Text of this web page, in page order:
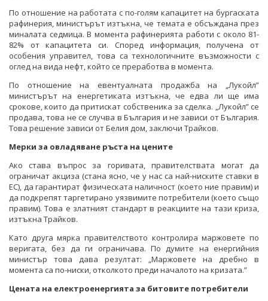
По отношение на работата с по-голям капацитет на бургаската
рафинерия, министърът изтъкна, че темата е обсъждана през
миналата седмица. В момента рафинерията работи с около 81-
82% от капацитета си. Според информация, получена от
особения управител, това са технологичните възможности с
оглед на вида нефт, който се преработва в момента.
По отношение на евентуалната продажба на „Лукойл”
министърът на енергетиката изтъкна, че едва ли ще има
срокове, които да притискат собственика за сделка. „Лукойл” се
продава, това не се случва в България и не зависи от България.
Това решение зависи от Белия дом, заключи Трайков.
Мерки за овладяване ръста на цените
Ако става въпрос за горивата, правителствата могат да
ограничат акциза (стана ясно, че у нас са най-ниските ставки в
ЕС), да гарантират физическата наличност (което ние правим) и
да подкрепят таргетирано уязвимите потребители (което също
правим). Това е златният стандарт в реакциите на тази криза,
изтъкна Трайков.
Като друга мярка правителството контролира маржовете по
веригата, без да ги ограничава. По думите на енергийния
министър това дава резултат: „Маржовете на дребно в
момента са по-ниски, отколкото преди началото на кризата.”
Цената на електроенергията за битовите потребители